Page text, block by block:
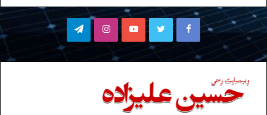
فیسبوک توییتر یوتیوباینستاگرامتلگرام